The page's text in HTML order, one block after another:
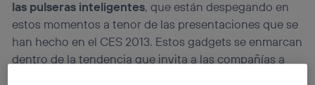
las pulseras inteligentes, que están despegando en
estos momentos a tenor de las presentaciones que se
han hecho en el CES 2013. Estos gadgets se enmarcan
dentro de la tendencia que invita a las compañías a